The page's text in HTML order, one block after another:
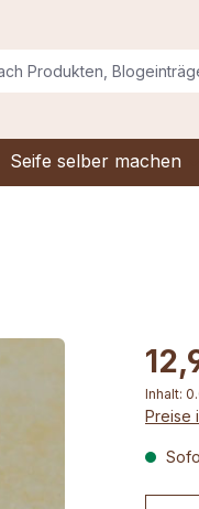
Seife selber machen
Inhalt:
Preise